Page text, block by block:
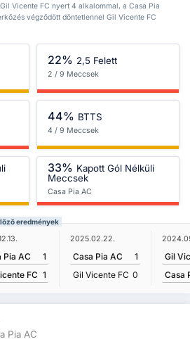
Vicente FC nyert 4 alkalommal, a Casa Pia
végződött döntetlennel Gil Vicente FC
22% 2,5 Felett
2 / 9 Meccsek
44% BTTS
4 / 9 Meccsek
33% Kapott Gól Nélküli
Meccsek
Casa Pia AC
eredmények
Pia AC
1
FC 1
2025.02.22.
Casa Pia AC
1
Gil Vicente FC 0
Gil
Casa
Pia AC